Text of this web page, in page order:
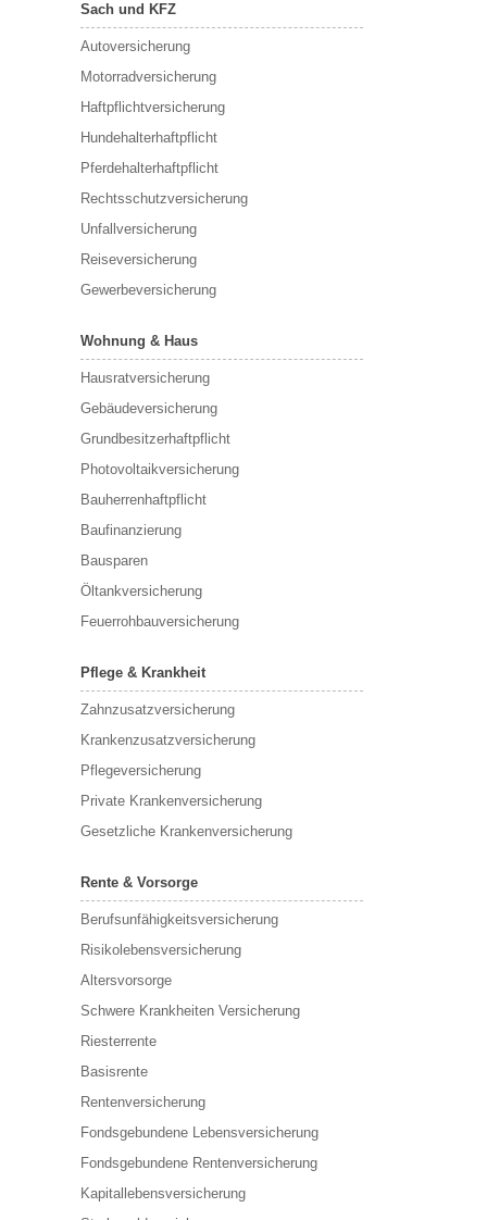
Sach und KFZ
Autoversicherung
Motorradversicherung
Haftpflichtversicherung
Hundehalterhaftpflicht
Pferdehalterhaftpflicht
Rechtsschutzversicherung
Unfallversicherung
Reiseversicherung
Gewerbeversicherung
Wohnung & Haus
Hausratversicherung
Gebäudeversicherung
Grundbesitzerhaftpflicht
Photovoltaikversicherung
Bauherrenhaftpflicht
Baufinanzierung
Bausparen
Öltankversicherung
Feuerrohbauversicherung
Pflege & Krankheit
Zahnzusatzversicherung
Krankenzusatzversicherung
Pflegeversicherung
Private Krankenversicherung
Gesetzliche Krankenversicherung
Rente & Vorsorge
Berufs­unfähigkeitsversicherung
Risikolebensversicherung
Altersvorsorge
Schwere Krankheiten Versicherung
Riesterrente
Basisrente
Rentenversicherung
Fondsgebundene Lebensversicherung
Fondsgebundene Rentenversicherung
Kapitallebensversicherung